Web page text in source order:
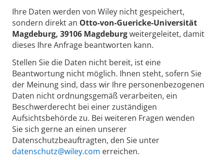
Ihre Daten werden von Wiley nicht gespeichert,
sondern direkt an Otto-von-Guericke-Universität
Magdeburg, 39106 Magdeburgweitergeleitet, damit
dieses Ihre Anfrage beantworten kann.
Stellen Sie die Daten nicht bereit, ist eine
Beantwortung nicht möglich. Ihnen steht, sofern Sie
der Meinung sind, dass wir Ihre personenbezogenen
Daten nicht ordnungsgemäß verarbeiten, ein
Beschwerderecht bei einer zuständigen
Aufsichtsbehörde zu. Bei weiteren Fragen wenden
Sie sich gerne an einen unserer
Datenschutzbeauftragten, den Sie unter
datenschutz@wiley.com erreichen.